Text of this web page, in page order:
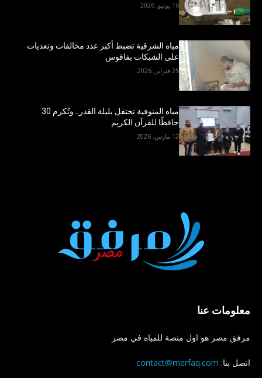
16 يونيو, 2026
مياه الشرقية تضبط أكبر عدد مخالفات وتعديات
على الشبكات بفاقوس
25 فبراير, 2026
مياه المنوفية تحتفل بليلة القدر.. وتُكرم 30
حافظًا للقرآن الكريم
12 مارس, 2026
معلومات عنا
مرفق مصر هو اول منصة للمياه في مصر
اتصل بنا: contact@merfaq.com